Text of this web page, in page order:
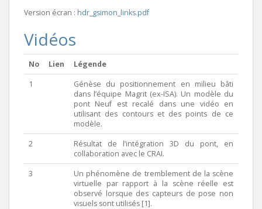
Version écran : hdr_gsimon_links.pdf
Vidéos
No Lien
Légende
1
Génèse du positionnement en milieu bâti
dans l’équipe Magrit (ex-ISA). Un modèle du
pont Neuf est recalé dans une vidéo en
utilisant des contours et des points de ce
modèle.
2
Résultat de l’intégration 3D du pont, en
collaboration avec le CRAI.
3
Un phénomène de tremblement de la scène
virtuelle par rapport à la scène réelle est
observé lorsque des capteurs de pose non
visuels sont utilisés [1].